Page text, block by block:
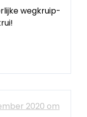
wegkruip-
2020 om